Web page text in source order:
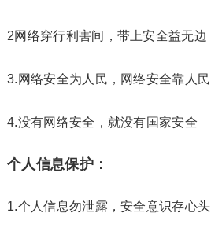
2网络穿行利害间，带上安全益无边
3.网络安全为人民，网络安全靠人民
4.没有网络安全，就没有国家安全
个人信息保护：
1.个人信息勿泄露，安全意识存心头